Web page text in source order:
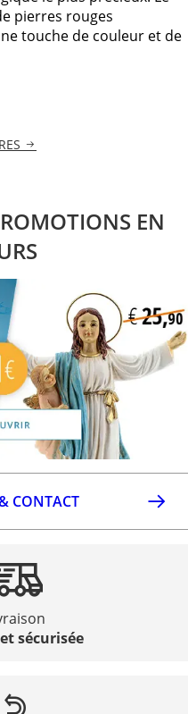
pierres rouges
touche de couleur et de
EN
CONTACT
sécurisée